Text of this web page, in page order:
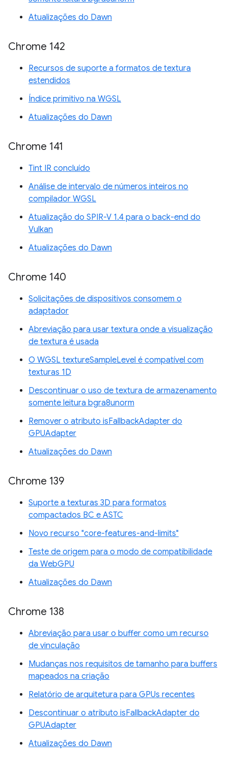
Atualizações do Dawn
Chrome 142
Recursos de suporte a formatos de textura
estendidos
Índice primitivo na WGSL
Atualizações do Dawn
Chrome 141
Tint IR concluído
Análise de intervalo de números inteiros no
compilador WGSL
Atualização do SPIR-V 1.4 para o back-end do
Vulkan
Atualizações do Dawn
Chrome 140
Solicitações de dispositivos consomem o
adaptador
Abreviação para usar textura onde a visualização
de textura é usada
O WGSL textureSampleLevel é compatível com
texturas 1D
Descontinuar o uso de textura de armazenamento
somente leitura bgra8unorm
Remover o atributo isFallbackAdapter do
GPUAdapter
Atualizações do Dawn
Chrome 139
Suporte a texturas 3D para formatos
compactados BC e ASTC
Novo recurso "core-features-and-limits"
Teste de origem para o modo de compatibilidade
da WebGPU
Atualizações do Dawn
Chrome 138
Abreviação para usar o buffer como um recurso
de vinculação
Mudanças nos requisitos de tamanho para buffers
mapeados na criação
Relatório de arquitetura para GPUs recentes
Descontinuar o atributo isFallbackAdapter do
GPUAdapter
Atualizações do Dawn